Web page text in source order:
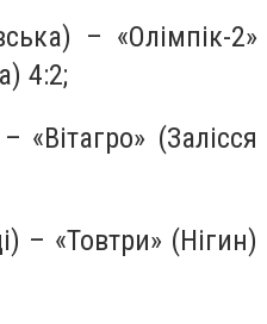
– «Олімпік-2»
4:2;
(Залісся
– «Товтри» (Нігин)